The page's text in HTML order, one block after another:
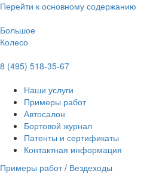
Перейти к основному содержанию
Большое
Колесо
8 (495) 518-35-67
Наши услуги
Примеры работ
Автосалон
Бортовой журнал
Патенты и сертификаты
Контактная информация
Примеры работ/ Вездеходы